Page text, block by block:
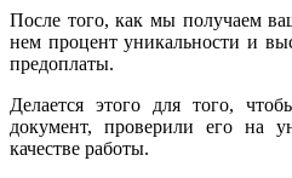
После того, как мы получаем
нем процент уникальности и
предоплаты.
Делается этого для того,
документ, проверили его на
качестве работы.